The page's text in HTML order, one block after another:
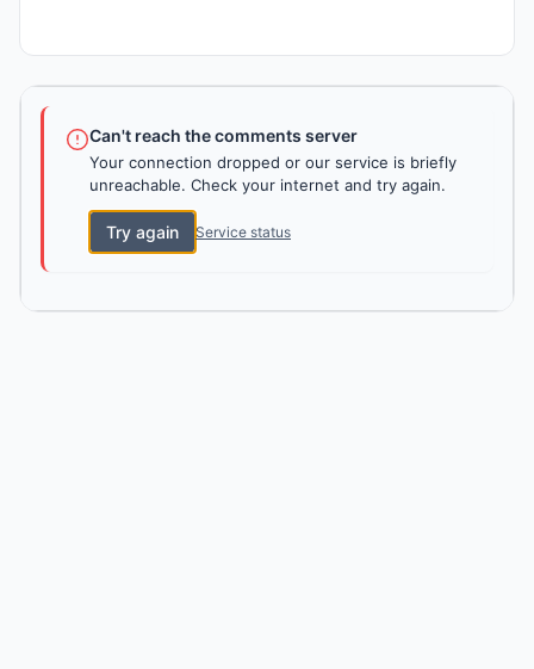
Can't reach the comments server
Your connection dropped or our service is briefly
unreachable. Check your internet and try again.
Try again Service status